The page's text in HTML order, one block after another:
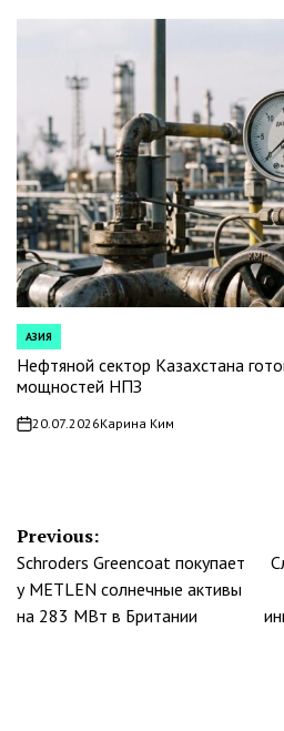
POSTED
IN
АЗИЯ
Нефтяной сектор Казахстана
мощностей НПЗ
on20.07.2026Карина Ким
Навигация
по
записям
Previous:
Schroders Greencoat покупает
у METLEN солнечные активы
на 283 МВт в Британии